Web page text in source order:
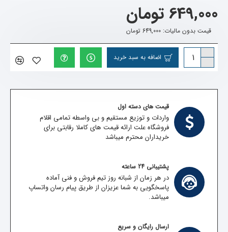
649,000 تومان
قیمت بدون مالیات: 649,000 تومان
اضافه به سبد خرید
قیمت های دسته اول
واردات و توزیع مستقیم و بی واسطه تمامی اقلام
فروشگاه علت ارائه قیمت های کاملا رقابتی برای
خریداران محترم میباشد
پشتیبانی 24 ساعته
در هر زمان از شبانه روز تیم فروش و فنی آماده
پاسخگویی به شما عزیزان از طریق پیام رسان واتساپ
میباشد.
ارسال رایگان و سریع